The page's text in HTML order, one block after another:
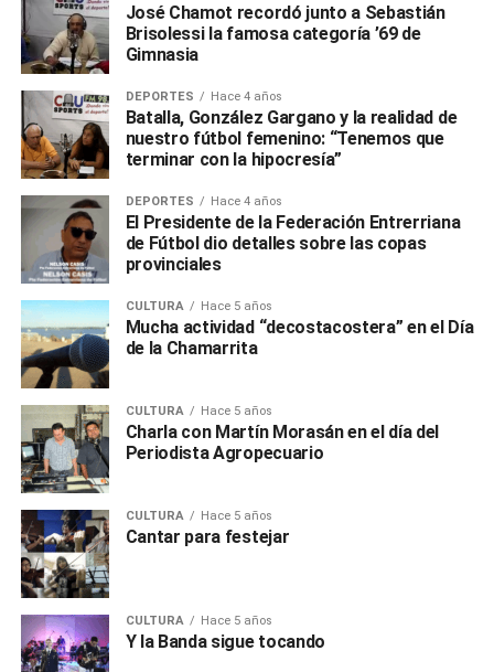
José Chamot recordó junto a Sebastián
Brisolessi la famosa categoría ’69 de
Gimnasia
DEPORTES Hace 4 años
Batalla, González Gargano y la realidad de
nuestro fútbol femenino: “Tenemos que
terminar con la hipocresía”
DEPORTES Hace 4 años
El Presidente de la Federación Entrerriana
de Fútbol dio detalles sobre las copas
provinciales
CULTURA Hace 5 años
Mucha actividad “decostacostera” en el Día
de la Chamarrita
CULTURA Hace 5 años
Charla con Martín Morasán en el día del
Periodista Agropecuario
CULTURA Hace 5 años
Cantar para festejar
CULTURA Hace 5 años
Y la Banda sigue tocando